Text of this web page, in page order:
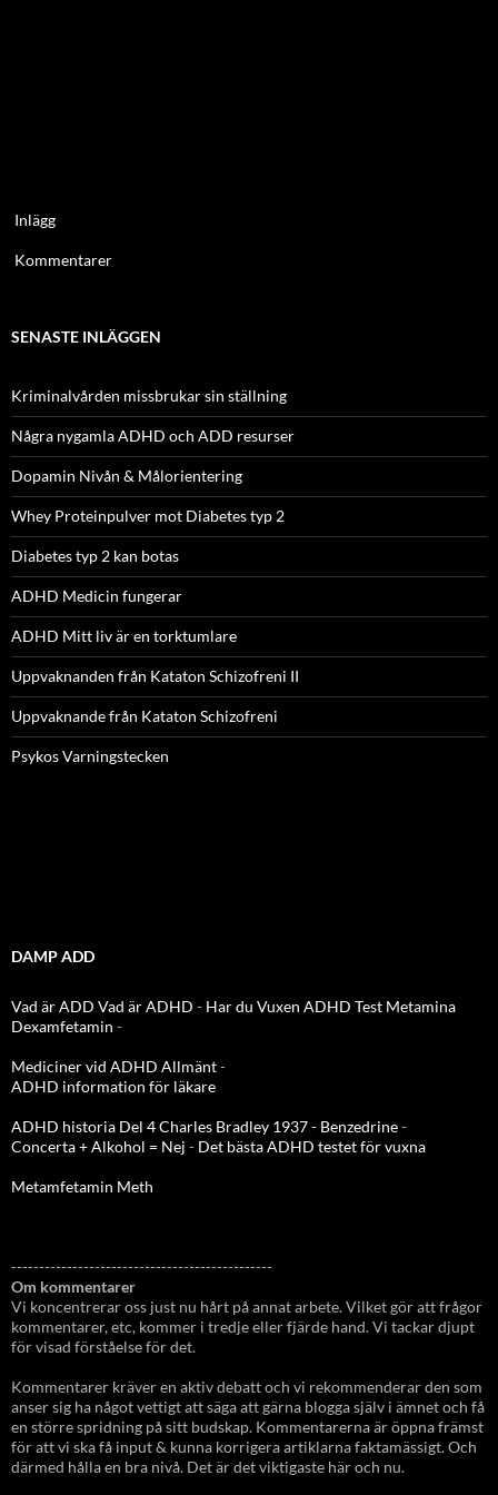
Inlägg
Kommentarer
SENASTE INLÄGGEN
Kriminalvården missbrukar sin ställning
Några nygamla ADHD och ADD resurser
Dopamin Nivån & Målorientering
Whey Proteinpulver mot Diabetes typ 2
Diabetes typ 2 kan botas
ADHD Medicin fungerar
ADHD Mitt liv är en torktumlare
Uppvaknanden från Kataton Schizofreni II
Uppvaknande från Kataton Schizofreni
Psykos Varningstecken
DAMP ADD
Vad är ADD Vad är ADHD - Har du Vuxen ADHD Test Metamina
Dexamfetamin -
Mediciner vid ADHD Allmänt-
ADHD information för läkare
ADHD historia Del 4 Charles Bradley 1937 - Benzedrine-
Concerta + Alkohol = Nej - Det bästa ADHD testet för vuxna
Metamfetamin Meth
-----------------------------------------------
Om kommentarer
Vi koncentrerar oss just nu hårt på annat arbete. Vilket gör att frågor
kommentarer, etc, kommer i tredje eller fjärde hand. Vi tackar djupt
för visad förståelse för det.
Kommentarer kräver en aktiv debatt och vi rekommenderar den som
anser sig ha något vettigt att säga att gärna blogga själv i ämnet och få
en större spridning på sitt budskap. Kommentarerna är öppna främst
för att vi ska få input & kunna korrigera artiklarna faktamässigt. Och
därmed hålla en bra nivå. Det är det viktigaste här och nu.